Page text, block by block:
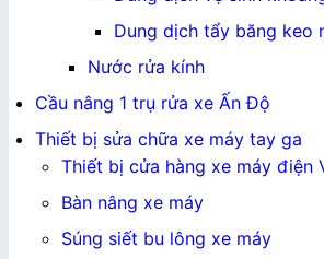
Dung dịch tẩy băng keo
Nước rửa kính
Cầu nâng 1 trụ rửa xe Ấn Độ
Thiết bị sửa chữa xe máy tay ga
Thiết bị cửa hàng xe máy điện
Bàn nâng xe máy
Súng siết bu lông xe máy